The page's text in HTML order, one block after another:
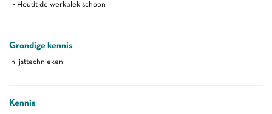
- Houdt de werkplek schoon
Grondige kennis
inlijsttechnieken
Kennis